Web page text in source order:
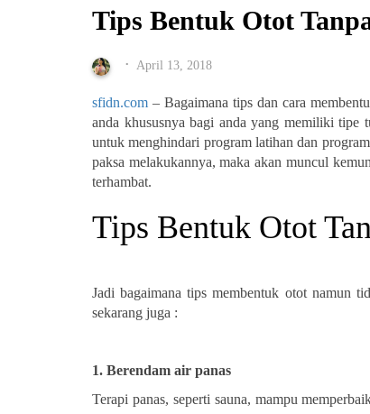
Tips Bentuk Otot
• April 13, 2018
sfidn.com – Bagaimana tips dan cara
anda khususnya bagi anda yang memiliki tipe
untuk menghindari program latihan dan
paksa melakukannya, maka akan muncul
terhambat.
Tips Bentuk Otot
Jadi bagaimana tips membentuk otot namun
sekarang juga :
1. Berendam air panas
Terapi panas, seperti sauna, mampu